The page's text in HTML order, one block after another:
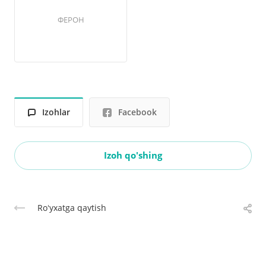
ФЕРОН
Izohlar Facebook
Izoh qo'shing
Roʻyxatga qaytish